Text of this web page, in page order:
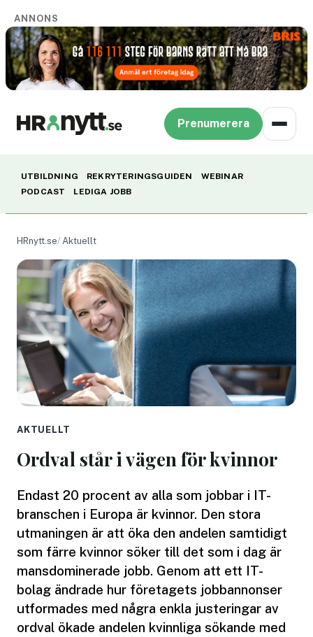
ANNONS
Prenumerera
UTBILDNING REKRYTERINGSGUIDEN
WEBINAR
PODCAST
LEDIGA JOBB
HRnytt.se Aktuellt
AKTUELLT
Ordval står i vägen för kvinnor
Endast 20 procent av alla som jobbar i IT-
branschen i Europa är kvinnor. Den stora
utmaningen är att öka den andelen samtidigt
som färre kvinnor söker till det som i dag är
mansdominerade jobb. Genom att ett IT-
bolag ändrade hur företagets jobbannonser
utformades med några enkla justeringar av
ordval ökade andelen kvinnliga sökande med